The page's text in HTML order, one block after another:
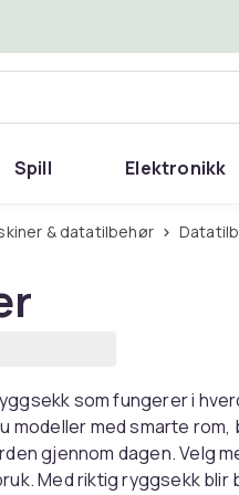
Spill Elektronikk
& datatilbehør
som fungerer i
modeller med smarte
gjennom dagen. Velg
Med riktig ryggsekk blir